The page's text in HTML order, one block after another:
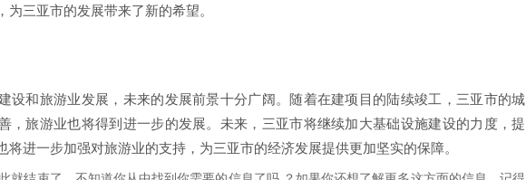
三亚市的发展带来了新的希望。
设和旅游业发展，未来的发展前景十分广阔。随着在建项目的陆续竣工，三亚市的城
，旅游业也将得到进一步的发展。未来，三亚市将继续加大基础设施建设的力度，提
进一步加强对旅游业的支持，为三亚市的经济发展提供更加坚实的保障。